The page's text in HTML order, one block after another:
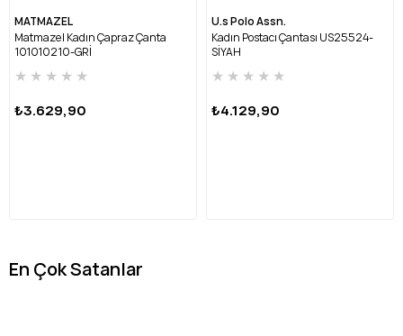
MATMAZEL
Matmazel Kadın Çapraz Çanta
101010210-GRİ
★ ★ ★ ★ ★
₺3.629,90
U.s Polo Assn.
Kadın Postacı Çantası US25524-
SİYAH
★ ★ ★ ★ ★
₺4.129,90
En Çok Satanlar